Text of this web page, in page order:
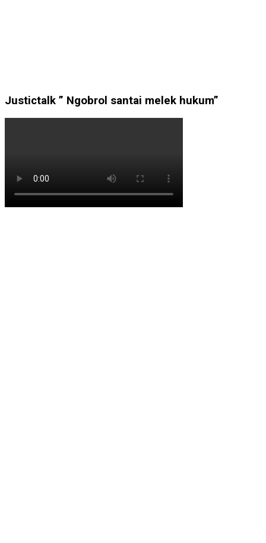
Justictalk ” Ngobrol santai melek hukum”